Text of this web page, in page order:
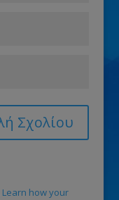
Learn how your